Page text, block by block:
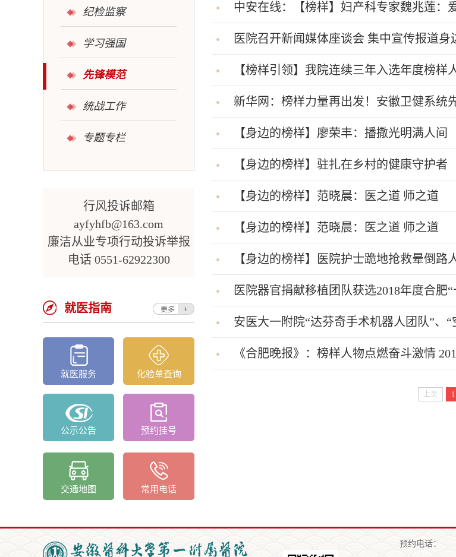
纪检监察
学习强国
先锋模范
统战工作
专题专栏
行风投诉邮箱
ayfyhfb@163.com
廉洁从业专项行动投诉举报
电话 0551-62922300
就医指南
就医服务 化验单查询
公示公告 预约挂号
交通地图 常用电话
中安在线：【榜样】妇产科专家魏兆莲：
医院召开新闻媒体座谈会 集中宣传报道身
【榜样引领】我院连续三年入选年度榜样
新华网：榜样力量再出发！安徽卫健系统
【身边的榜样】廖荣丰：播撒光明满人间
【身边的榜样】驻扎在乡村的健康守护者
【身边的榜样】范晓晨：医之道 师之道
【身边的榜样】范晓晨：医之道 师之道
【身边的榜样】医院护士跪地抢救晕倒路
医院器官捐献移植团队获选2018年度合肥
安医大一附院“达芬奇手术机器人团队”、
《合肥晚报》：榜样人物点燃奋斗激情
上页 1
预约电话：